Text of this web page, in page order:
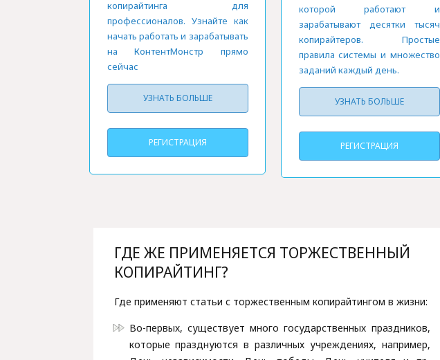
копирайтинга для
профессионалов. Узнайте как
начать работать и зарабатывать
на КонтентМонстр прямо
сейчас
УЗНАТЬ БОЛЬШЕ
РЕГИСТРАЦИЯ
которой работают и
зарабатывают десятки тысяч
копирайтеров. Простые
правила системы и множество
заданий каждый день.
УЗНАТЬ БОЛЬШЕ
РЕГИСТРАЦИЯ
ГДЕ ЖЕ ПРИМЕНЯЕТСЯ ТОРЖЕСТВЕННЫЙ
КОПИРАЙТИНГ?
Где применяют статьи с торжественным копирайтингом в жизни:
Во-первых, существует много государственных праздников,
которые празднуются в различных учреждениях, например,